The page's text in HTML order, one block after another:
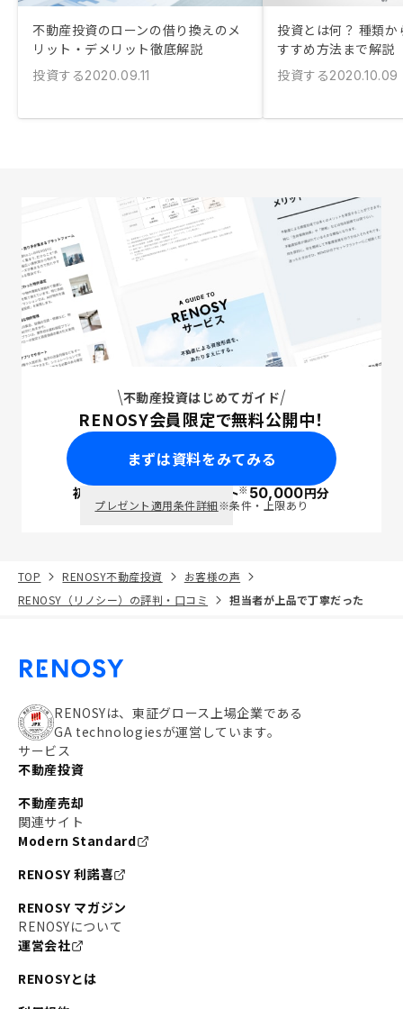
不動産投資のローンの借り換えのメ
リット・デメリット徹底解説
投資する2020.09.11
投資とは何？ 種類
すすめ方法まで解説
投資する2020.10.09
不動産投資はじめてガイド
RENOSY会員限定で無料公開中！
まずは資料をみてみる
初回面談で ポイント※50,000円分
プレゼント適用条件詳細※条件・上限あり
TOP RENOSY不動産投資
お客様の声
RENOSY（リノシー）の評判・口コミ
担当者が上品で丁寧だった
RENOSYは、東証グロース上場企業である
GA technologiesが運営しています。
サービス
不動産投資
不動産売却
関連サイト
Modern Standard
RENOSY 利諾喜
RENOSY マガジン
RENOSYについて
運営会社
RENOSYとは